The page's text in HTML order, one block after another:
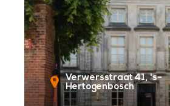
Verwersstraat 41 's-
Hertogenbosch